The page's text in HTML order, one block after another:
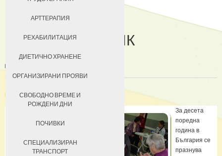
ДОБРОВОЛЦИ
ЗА КЮСТЕНДИЛ
НАСТАНЯВАНЕ
УСЛОВИЯ ЗА ПРЕБИВАВАНЕ
ТАКСИ ЗА ПРЕБИВАВАНЕ
АРТТЕРАПИЯ
РЕХАБИЛИТАЦИЯ
ДИЕТИЧНО ХРАНЕНЕ
ОРГАНИЗИРАНИ ПРОЯВИ
СВОБОДНО ВРЕМЕ И
РОЖДЕНИ ДНИ
ПОЧИВКИ
СПЕЦИАЛИЗИРАН
ТРАНСПОРТ
ЧЕСТИТ ПРАЗНИК
ДОБРОВОЛЦИ
in Доброволци
За десета
поредна
година в
България се
празнува